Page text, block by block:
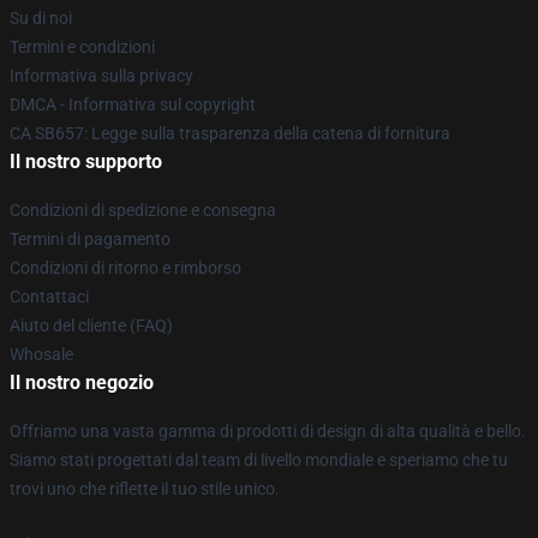
Su di noi
Termini e condizioni
Informativa sulla privacy
DMCA - Informativa sul copyright
CA SB657: Legge sulla trasparenza della catena di fornitura
Il nostro supporto
Condizioni di spedizione e consegna
Termini di pagamento
Condizioni di ritorno e rimborso
Contattaci
Aiuto del cliente (FAQ)
Whosale
Il nostro negozio
Offriamo una vasta gamma di prodotti di design di alta qualità e bello.
Siamo stati progettati dal team di livello mondiale e speriamo che tu
trovi uno che riflette il tuo stile unico.